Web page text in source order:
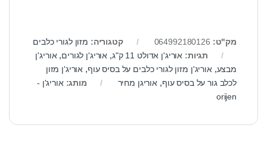
מק"ט: 064992180126 קטגוריה: מזון לגורי כלבים
תגיות: אוריג'ן אדולט 11 ק"ג , אוריג'ן לגורים,אוריג'ן
מבצע,אוריג'ן מזון לגורי כלבים על בסיס עוף, אוריג'ן מזון
לכלב גור על בסיס עוף, אוריגן מחיר מותג:אוריג'ן -
orijen